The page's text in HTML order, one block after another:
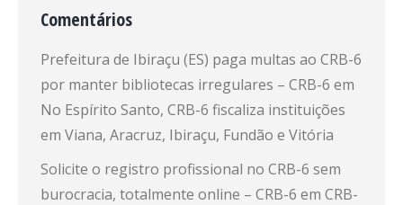
Comentários
Prefeitura de Ibiraçu (ES) paga multas ao CRB-6
por manter bibliotecas irregulares – CRB-6 em
No Espírito Santo, CRB-6 fiscaliza instituições
em Viana, Aracruz, Ibiraçu, Fundão e Vitória
Solicite o registro profissional no CRB-6 sem
burocracia, totalmente online – CRB-6 em CRB-